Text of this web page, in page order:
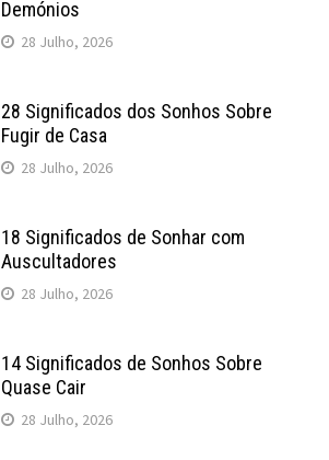
Demónios
28 Julho, 2026
28 Significados dos Sonhos Sobre
Fugir de Casa
28 Julho, 2026
18 Significados de Sonhar com
Auscultadores
28 Julho, 2026
14 Significados de Sonhos Sobre
Quase Cair
28 Julho, 2026